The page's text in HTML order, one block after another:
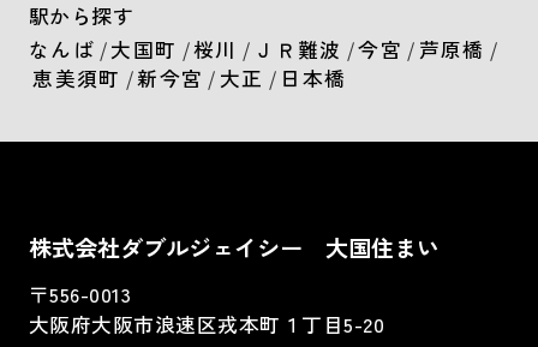
駅から探す
なんば /大国町 /桜川 / ＪＲ難波 /今宮 / 芦原橋 /
恵美須町 /新今宮 / 大正 / 日本橋
株式会社ダブルジェイシー 大国住まい
〒556-0013
大阪府大阪市浪速区戎本町１丁目5-20